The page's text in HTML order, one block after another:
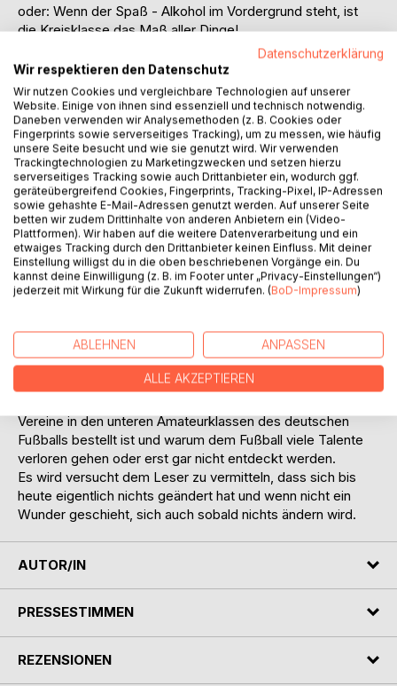
oder: Wenn der Spaß - Alkohol im Vordergrund steht, ist
die Kreisklasse das Maß aller Dinge!
Das Buch, Der FC ImmerGut, erzählt eine (Tatsachen)-
Geschichte, die sich so oder so ähnlich, tausendmal in
Deutschland abgespielt hat und sich auch bis heute immer
wieder abspielt.
Es basiert auf der Historie von ehemals drei stolzen
Vereinen aus Rheinland- Pfalz, dem Großraum Köln und
dem Nordwesten Deutschlands, die zu ihren besten Zeiten
Bezirks- und Landesligaluft schnuppern durften.
Um nicht drei Geschichten gleichzeitig zu erzählen, wurden
die erlebten Erfahrungen mit den Erzählungen von
ehemaligen Spielern und Vereinsfunktionären zu einem
Verein, dem
FC ImmerGut zusammengefügt.
ähnliche Situation durchgemacht haben bzw. gerade
durchmachen.
Schnell werden sich die Helden von Damals in dem Buch
ebenso wiederfinden, wie die jungen Akteure von heute.
Vereine in den unteren Amateurklassen des deutschen
Fußballs bestellt ist und warum dem Fußball viele Talente
verloren gehen oder erst gar nicht entdeckt werden.
Es wird versucht dem Leser zu vermitteln, dass sich bis
heute eigentlich nichts geändert hat und wenn nicht ein
Wunder geschieht, sich auch sobald nichts ändern wird.
AUTOR/IN
PRESSESTIMMEN
REZENSIONEN
Datenschutzerklärung
Wir respektieren den Datenschutz
Wir nutzen Cookies und vergleichbare Technologien auf unserer
Website. Einige von ihnen sind essenziell und technisch notwendig.
Daneben verwenden wir Analysemethoden (z. B. Cookies oder
Fingerprints sowie serverseitiges Tracking), um zu messen, wie häufig
unsere Seite besucht und wie sie genutzt wird. Wir verwenden
Trackingtechnologien zu Marketingzwecken und setzen hierzu
serverseitiges Tracking sowie auch Drittanbieter ein, wodurch ggf.
geräteübergreifend Cookies, Fingerprints, Tracking-Pixel, IP-Adressen
sowie gehashte E-Mail-Adressen genutzt werden. Auf unserer Seite
betten wir zudem Drittinhalte von anderen Anbietern ein (Video-
Plattformen). Wir haben auf die weitere Datenverarbeitung und ein
etwaiges Tracking durch den Drittanbieter keinen Einfluss. Mit deiner
Einstellung willigst du in die oben beschriebenen Vorgänge ein. Du
kannst deine Einwilligung (z. B. im Footer unter „Privacy-Einstellungen“)
jederzeit mit Wirkung für die Zukunft widerrufen. (BoD-Impressum)
ABLEHNEN ANPASSEN
ALLE AKZEPTIEREN